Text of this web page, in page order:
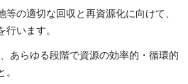
の適切な回収と再資源化に向けて、
います。
あらゆる段階で資源の効率的・循環的
。